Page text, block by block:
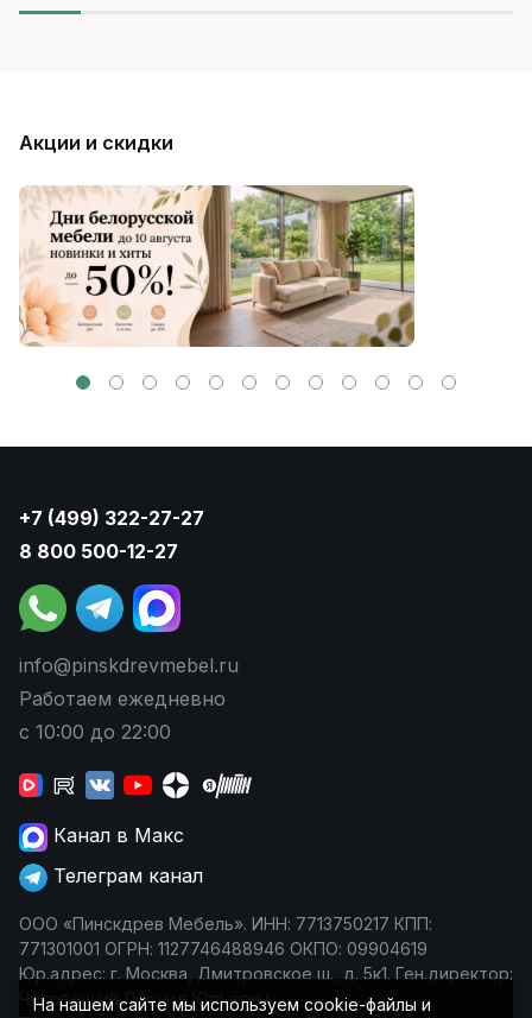
Акции и скидки
+7 (499) 322-27-27
8 800 500-12-27
info@pinskdrevmebel.ru
Работаем ежедневно
с 10:00 до 22:00
Канал в Макс
Телеграм канал
ООО «Пинскдрев Мебель». ИНН: 7713750217 КПП:
771301001 ОГРН: 1127746488946 ОКПО: 09904619
Юр.адрес: г. Москва, Дмитровское ш., д. 5к1. Ген.директор:
Чеповецкий Леонид Юрьевич
На нашем сайте мы используем cookie-файлы и